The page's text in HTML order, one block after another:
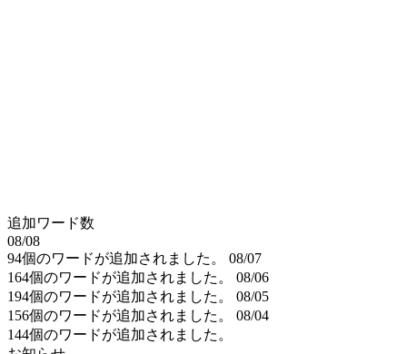
追加ワード数
08/08
94個のワードが追加されました。
08/07
164個のワードが追加されました。
08/06
194個のワードが追加されました。
08/05
156個のワードが追加されました。
08/04
144個のワードが追加されました。